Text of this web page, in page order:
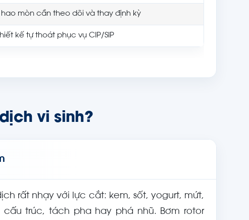
mòn cần theo dõi và thay định kỳ
kế tự thoát phục vụ CIP/SIP
vi sinh?
rất nhạy với lực cắt: kem, sốt, yogurt, mứt,
trúc, tách pha hay phá nhũ. Bơm rotor